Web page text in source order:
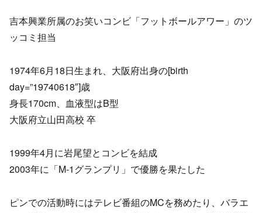
吉本興業所属のお笑いコンビ「フットボールアワー」のツ
ッコミ担当
1974年6月18日生まれ、大阪府出身の[birth
day=”19740618″]歳
身長170cm、血液型はB型
大阪府立山田高校 卒
1999年4月に岩尾望とコンビを結成
2003年に「M-1グランプリ」で優勝を果たした
ピンでの活動時にはテレビ番組のMCを務めたり、バラエ